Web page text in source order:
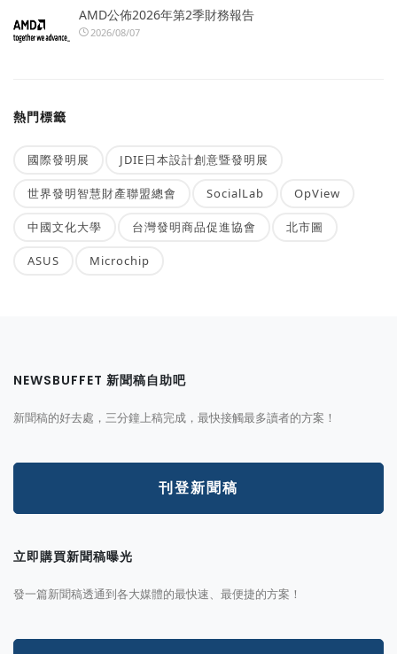
AMD公佈2026年第2季財務報告
2026/08/07
熱門標籤
國際發明展 JDIE日本設計創意暨發明展
世界發明智慧財產聯盟總會 SocialLab OpView
中國文化大學 台灣發明商品促進協會 北市圖
ASUS Microchip
NEWSBUFFET 新聞稿自助吧
新聞稿的好去處，三分鐘上稿完成，最快接觸最多讀者的方案！
刊登新聞稿
立即購買新聞稿曝光
發一篇新聞稿透通到各大媒體的最快速、最便捷的方案！